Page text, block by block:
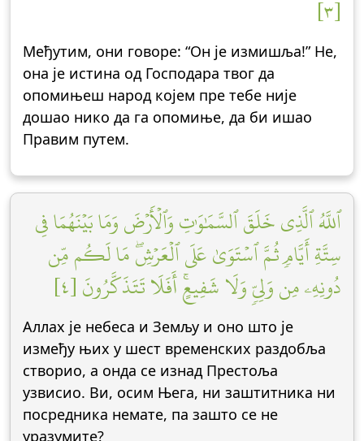
[٣]
Међутим, они говоре: “Он је измишља!” Не,
она је истина од Господара твог да
опомињеш народ којем пре тебе није
дошао нико да га опомиње, да би ишао
Правим путем.
ٱللَّهُ ٱلَّذِي خَلَقَ ٱلسَّمَٰوَٰتِ وَٱلۡأَرۡضَ وَمَا بَيۡنَهُمَا فِي
سِتَّةِ أَيَّامٖ ثُمَّ ٱسۡتَوَىٰ عَلَى ٱلۡعَرۡشِۖ مَا لَكُم مِّن
دُونِهِۦ مِن وَلِيّٖ وَلَا شَفِيعٍۚ أَفَلَا تَتَذَكَّرُونَ [٤]
Аллах је небеса и Земљу и оно што је
између њих у шест временских раздобља
створио, а онда се изнад Престоља
узвисио. Ви, осим Њега, ни заштитника ни
посредника немате, па зашто се не
уразумите?